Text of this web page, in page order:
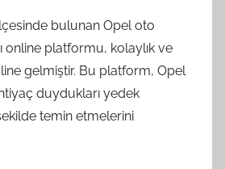
bulunan Opel oto
online platformu, kolaylık ve
gelmiştir. Bu platform, Opel
duydukları yedek
temin etmelerini